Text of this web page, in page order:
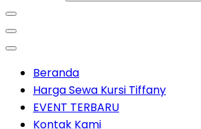
Beranda
Harga Sewa Kursi Tiffany
EVENT TERBARU
Kontak Kami